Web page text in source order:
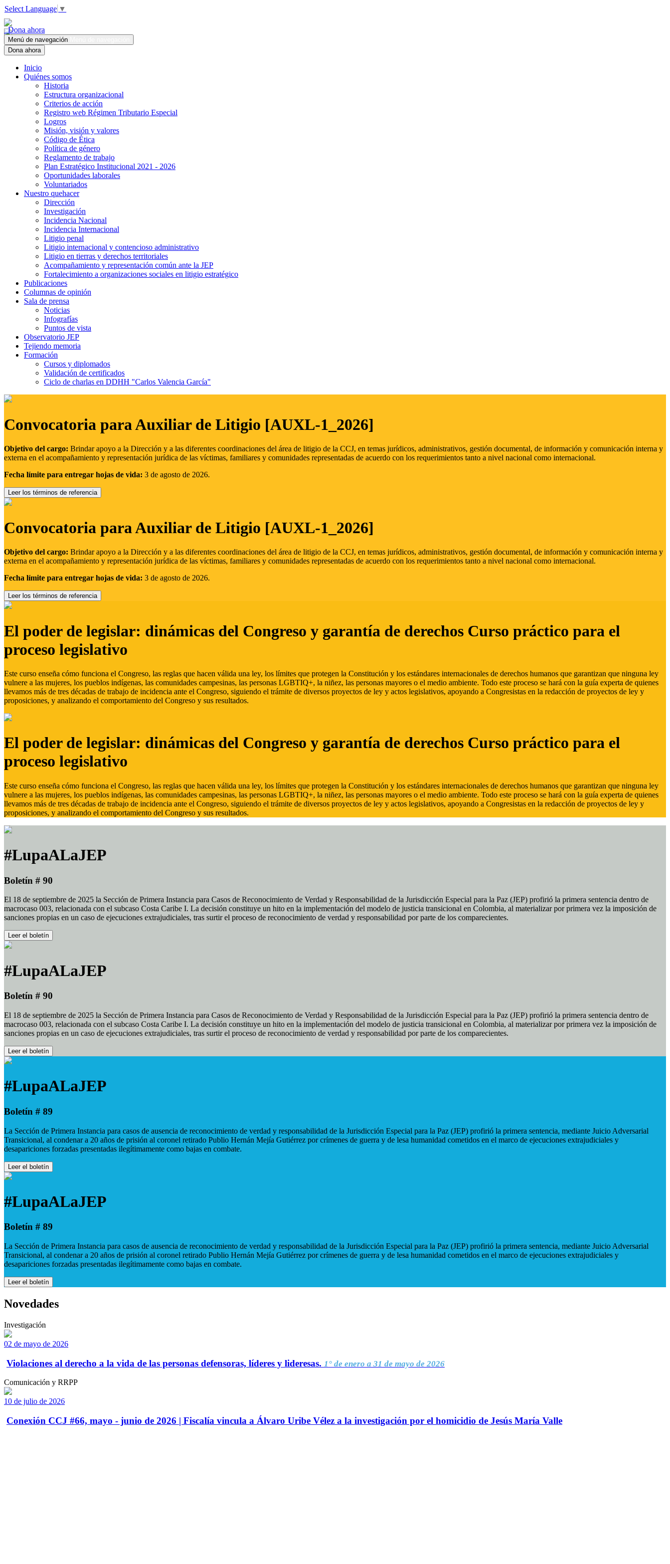
Select Language ▼
Dona ahora
Menú de navegación
Dona ahora
Inicio
Quiénes somos
Historia
Estructura organizacional
Criterios de acción
Registro web Régimen Tributario Especial
Logros
Misión, visión y valores
Código de Ética
Política de género
Reglamento de trabajo
Plan Estratégico Institucional 2021 - 2026
Oportunidades laborales
Voluntariados
Nuestro quehacer
Dirección
Investigación
Incidencia Nacional
Incidencia Internacional
Litigio penal
Litigio internacional y contencioso administrativo
Litigio en tierras y derechos territoriales
Acompañamiento y representación común ante la JEP
Fortalecimiento a organizaciones sociales en litigio estratégico
Publicaciones
Columnas de opinión
Sala de prensa
Noticias
Infografías
Puntos de vista
Observatorio JEP
Tejiendo memoria
Formación
Cursos y diplomados
Validación de certificados
Ciclo de charlas en DDHH "Carlos Valencia García"
Convocatoria para Auxiliar de Litigio [AUXL-1_2026]
Objetivo del cargo: Brindar apoyo a la Dirección y a las diferentes coordinaciones del área de litigio de la CCJ, en temas jurídicos, administrativos, gestión documental, de información y comunicación interna y
externa en el acompañamiento y representación jurídica de las víctimas, familiares y comunidades representadas de acuerdo con los requerimientos tanto a nivel nacional como internacional.
Fecha límite para entregar hojas de vida: 3 de agosto de 2026.
Leer los términos de referencia
Convocatoria para Auxiliar de Litigio [AUXL-1_2026]
Objetivo del cargo: Brindar apoyo a la Dirección y a las diferentes coordinaciones del área de litigio de la CCJ, en temas jurídicos, administrativos, gestión documental, de información y comunicación interna y
externa en el acompañamiento y representación jurídica de las víctimas, familiares y comunidades representadas de acuerdo con los requerimientos tanto a nivel nacional como internacional.
Fecha límite para entregar hojas de vida: 3 de agosto de 2026.
Leer los términos de referencia
El poder de legislar: dinámicas del Congreso y garantía de derechos Curso práctico para el
proceso legislativo
Este curso enseña cómo funciona el Congreso, las reglas que hacen válida una ley, los límites que protegen la Constitución y los estándares internacionales de derechos humanos que garantizan que ninguna ley
vulnere a las mujeres, los pueblos indígenas, las comunidades campesinas, las personas LGBTIQ+, la niñez, las personas mayores o el medio ambiente. Todo este proceso se hará con la guía experta de quienes
llevamos más de tres décadas de trabajo de incidencia ante el Congreso, siguiendo el trámite de diversos proyectos de ley y actos legislativos, apoyando a Congresistas en la redacción de proyectos de ley y
proposiciones, y analizando el comportamiento del Congreso y sus resultados.
El poder de legislar: dinámicas del Congreso y garantía de derechos Curso práctico para el
proceso legislativo
Este curso enseña cómo funciona el Congreso, las reglas que hacen válida una ley, los límites que protegen la Constitución y los estándares internacionales de derechos humanos que garantizan que ninguna ley
vulnere a las mujeres, los pueblos indígenas, las comunidades campesinas, las personas LGBTIQ+, la niñez, las personas mayores o el medio ambiente. Todo este proceso se hará con la guía experta de quienes
llevamos más de tres décadas de trabajo de incidencia ante el Congreso, siguiendo el trámite de diversos proyectos de ley y actos legislativos, apoyando a Congresistas en la redacción de proyectos de ley y
proposiciones, y analizando el comportamiento del Congreso y sus resultados.
#LupaALaJEP
Boletín # 90
El 18 de septiembre de 2025 la Sección de Primera Instancia para Casos de Reconocimiento de Verdad y Responsabilidad de la Jurisdicción Especial para la Paz (JEP) profirió la primera sentencia dentro de
macrocaso 003, relacionada con el subcaso Costa Caribe I. La decisión constituye un hito en la implementación del modelo de justicia transicional en Colombia, al materializar por primera vez la imposición de
sanciones propias en un caso de ejecuciones extrajudiciales, tras surtir el proceso de reconocimiento de verdad y responsabilidad por parte de los comparecientes.
Leer el boletín
#LupaALaJEP
Boletín # 90
El 18 de septiembre de 2025 la Sección de Primera Instancia para Casos de Reconocimiento de Verdad y Responsabilidad de la Jurisdicción Especial para la Paz (JEP) profirió la primera sentencia dentro de
macrocaso 003, relacionada con el subcaso Costa Caribe I. La decisión constituye un hito en la implementación del modelo de justicia transicional en Colombia, al materializar por primera vez la imposición de
sanciones propias en un caso de ejecuciones extrajudiciales, tras surtir el proceso de reconocimiento de verdad y responsabilidad por parte de los comparecientes.
Leer el boletín
#LupaALaJEP
Boletín # 89
La Sección de Primera Instancia para casos de ausencia de reconocimiento de verdad y responsabilidad de la Jurisdicción Especial para la Paz (JEP) profirió la primera sentencia, mediante Juicio Adversarial
Transicional, al condenar a 20 años de prisión al coronel retirado Publio Hernán Mejía Gutiérrez por crímenes de guerra y de lesa humanidad cometidos en el marco de ejecuciones extrajudiciales y
desapariciones forzadas presentadas ilegítimamente como bajas en combate.
Leer el boletín
#LupaALaJEP
Boletín # 89
La Sección de Primera Instancia para casos de ausencia de reconocimiento de verdad y responsabilidad de la Jurisdicción Especial para la Paz (JEP) profirió la primera sentencia, mediante Juicio Adversarial
Transicional, al condenar a 20 años de prisión al coronel retirado Publio Hernán Mejía Gutiérrez por crímenes de guerra y de lesa humanidad cometidos en el marco de ejecuciones extrajudiciales y
desapariciones forzadas presentadas ilegítimamente como bajas en combate.
Leer el boletín
Novedades
Investigación
02 de mayo de 2026
Violaciones al derecho a la vida de las personas defensoras, líderes y lideresas. 1° de enero a 31 de mayo de 2026
Comunicación y RRPP
10 de julio de 2026
Conexión CCJ #66, mayo - junio de 2026 | Fiscalía vincula a Álvaro Uribe Vélez a la investigación por el homicidio de Jesús María Valle